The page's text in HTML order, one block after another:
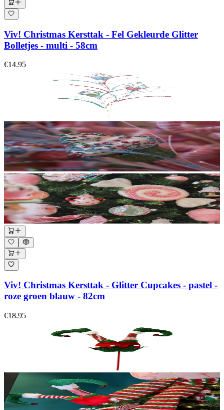
Viv! Christmas Kersttak - Fel Gekleurde Glitter
Bolletjes - multi - 58cm
€14.95
Viv! Christmas Kersttak - Glitter Cupcakes - pastel -
roze groen blauw - 82cm
€18.95